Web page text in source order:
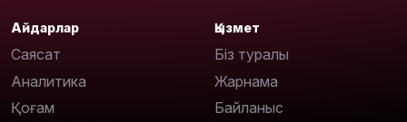
Айдарлар
Саясат
Аналитика
Қоғам
Қызмет
Біз туралы
Жарнама
Байланыс